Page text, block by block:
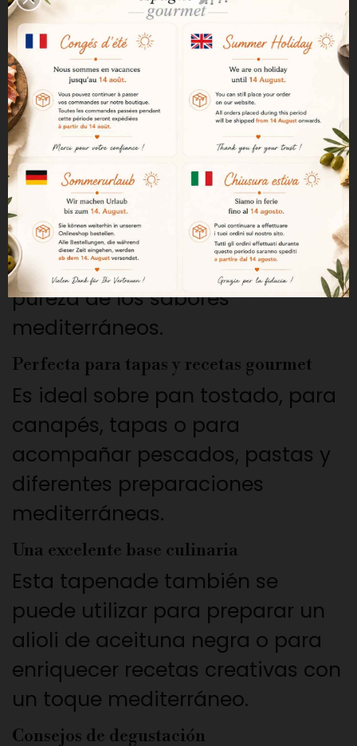
Esta tapenade destaca por su
textura untuosa y su sabor
intenso, ligeramente afrutado,
que evoca toda la riqueza de la
aceituna negra madura.
Una receta vegana y natural
Elaborada sin conservantes
innecesarios, esta tapenade 100
% vegana conserva toda la
pureza de los sabores
mediterráneos.
Perfecta para tapas y recetas gourmet
Es ideal sobre pan tostado, para
canapés, tapas o para
acompañar pescados, pastas y
diferentes preparaciones
mediterráneas.
Una excelente base culinaria
Esta tapenade también se
puede utilizar para preparar un
alioli de aceituna negra o para
enriquecer recetas creativas con
un toque mediterráneo.
Consejos de degustación